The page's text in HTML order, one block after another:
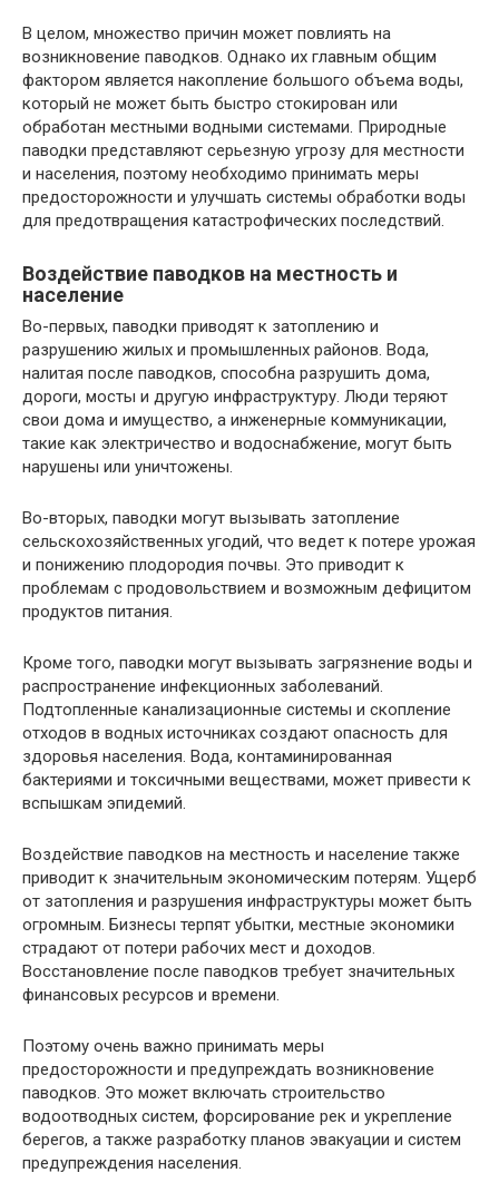
В целом, множество причин может повлиять на
возникновение паводков. Однако их главным общим
фактором является накопление большого объема воды,
который не может быть быстро стокирован или
обработан местными водными системами. Природные
паводки представляют серьезную угрозу для местности
и населения, поэтому необходимо принимать меры
предосторожности и улучшать системы обработки воды
для предотвращения катастрофических последствий.
Воздействие паводков на местность и
население
Во-первых, паводки приводят к затоплению и
разрушению жилых и промышленных районов. Вода,
налитая после паводков, способна разрушить дома,
дороги, мосты и другую инфраструктуру. Люди теряют
свои дома и имущество, а инженерные коммуникации,
такие как электричество и водоснабжение, могут быть
нарушены или уничтожены.
Во-вторых, паводки могут вызывать затопление
сельскохозяйственных угодий, что ведет к потере урожая
и понижению плодородия почвы. Это приводит к
проблемам с продовольствием и возможным дефицитом
продуктов питания.
Кроме того, паводки могут вызывать загрязнение воды и
распространение инфекционных заболеваний.
Подтопленные канализационные системы и скопление
отходов в водных источниках создают опасность для
здоровья населения. Вода, контаминированная
бактериями и токсичными веществами, может привести к
вспышкам эпидемий.
Воздействие паводков на местность и население также
приводит к значительным экономическим потерям. Ущерб
от затопления и разрушения инфраструктуры может быть
огромным. Бизнесы терпят убытки, местные экономики
страдают от потери рабочих мест и доходов.
Восстановление после паводков требует значительных
финансовых ресурсов и времени.
Поэтому очень важно принимать меры
предосторожности и предупреждать возникновение
паводков. Это может включать строительство
водоотводных систем, форсирование рек и укрепление
берегов, а также разработку планов эвакуации и систем
предупреждения населения.